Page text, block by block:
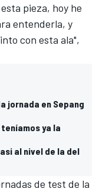
pieza, hoy he
entenderla, y
con esta ala",
jornada en Sepang
ya la
al nivel de la del
de test de la